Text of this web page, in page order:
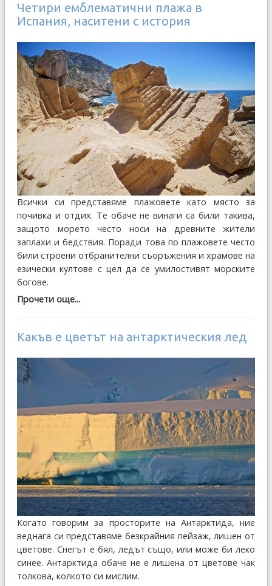
Четири емблематични плажа в
Испания, наситени с история
Всички си представяме плажовете като място за
почивка и отдих. Те обаче не винаги са били такива,
защото морето често носи на древните жители
заплахи и бедствия. Поради това по плажовете често
били строени отбранителни съоръжения и храмове на
езически култове с цел да се умилостивят морските
богове.
Прочети още...
Какъв е цветът на антарктическия лед
Когато говорим за просторите на Антарктида, ние
веднага си представяме безкрайния пейзаж, лишен от
цветове. Снегът е бял, ледът също, или може би леко
синее. Антарктида обаче не е лишена от цветове чак
толкова, колкото си мислим.